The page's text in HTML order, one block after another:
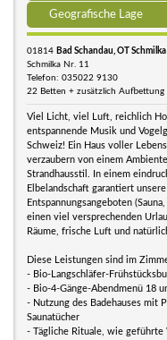
Geografische Lage
01814 Bad Schandau, OT Schmilka
Schmilka Nr. 11
Telefon: 035022 9130
22 Betten + zusätzlich Aufbettung
Viel Licht, viel Luft, reichlich
entspannende Musik und
Schweiz! Ein Haus voller
verzaubern von einem
Strandhausstil. In einem
Elbelandschaft garantiert
Entspannungsangeboten
einen viel versprechenden
Räume, frische Luft und
Diese Leistungen sind im
- Bio-Langschläfer-
- Bio-4-Gänge-Abendmenü 18
- Nutzung des Badehauses mit
Saunatücher
- Tägliche Rituale, wie geführte